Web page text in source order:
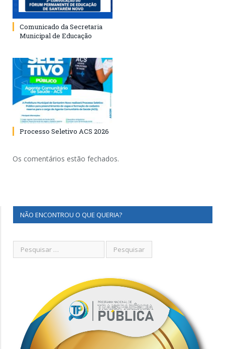
Comunicado da Secretaria
Municipal de Educação
Processo Seletivo ACS 2026
Os comentários estão fechados.
NÃO ENCONTROU O QUE QUERIA?